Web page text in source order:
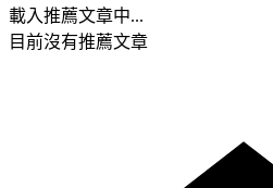
載入推薦文章中...
目前沒有推薦文章